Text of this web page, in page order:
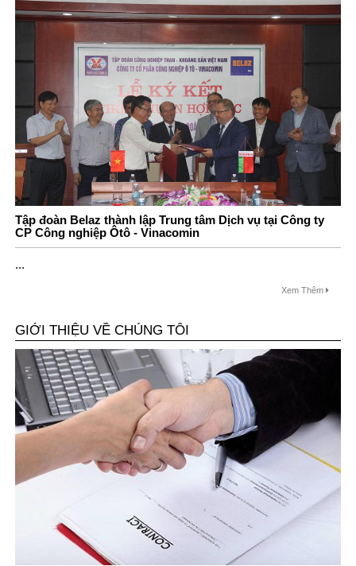
Tập đoàn Belaz thành lập Trung tâm Dịch vụ tại Công ty
CP Công nghiệp Ôtô - Vinacomin
...
Xem Thêm
GIỚI THIỆU VỀ CHÚNG TÔI